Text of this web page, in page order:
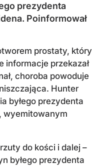
prezydenta
Poinformował
prostaty, który
informacje przekazał
choroba powoduje
Hunter
byłego prezydenta
wyemitowanym
do kości i dalej –
byłego prezydenta